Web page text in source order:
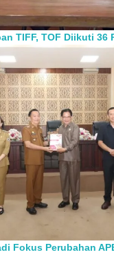
TIFF, TOF Diikuti 36
Fokus Perubahan